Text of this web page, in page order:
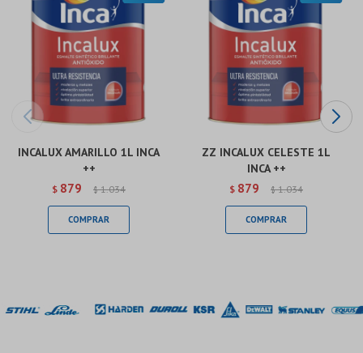
INCALUX AMARILLO 1L INCA
++
$ 879 $ 1.034
ZZ INCALUX CELESTE 1L
INCA ++
$ 879 $ 1.034